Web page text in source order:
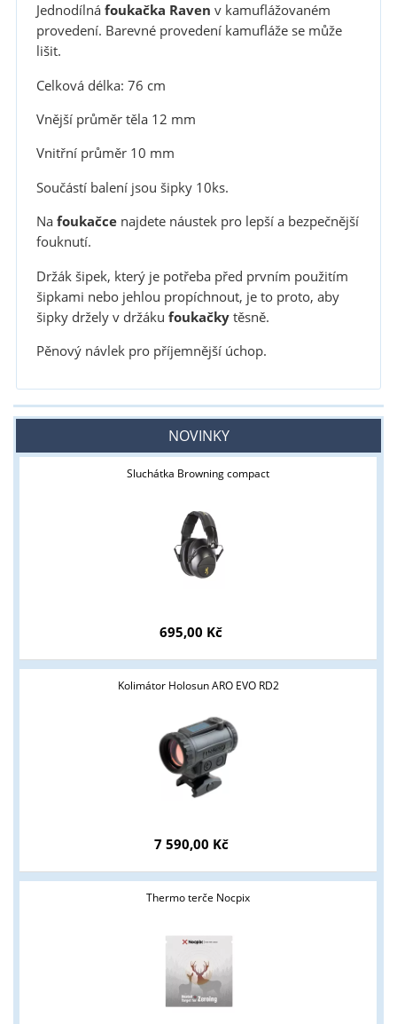
Jednodílnáfoukačka Raven v kamuflážovaném
provedení. Barevné provedení kamufláže se může
lišit.
Celková délka: 76 cm
Vnější průměr těla 12 mm
Vnitřní průměr 10 mm
Součástí balení jsou šipky 10ks.
Nafoukačcenajdete náustek pro lepší a bezpečnější
fouknutí.
Držák šipek, který je potřeba před prvním použitím
šipkami nebo jehlou propíchnout, je to proto, aby
šipky držely v držáku foukačkytěsně.
Pěnový návlek pro příjemnější úchop.
NOVINKY
Sluchátka Browning compact
695,00 Kč
Kolimátor Holosun ARO EVO RD2
7 590,00 Kč
Thermo terče Nocpix